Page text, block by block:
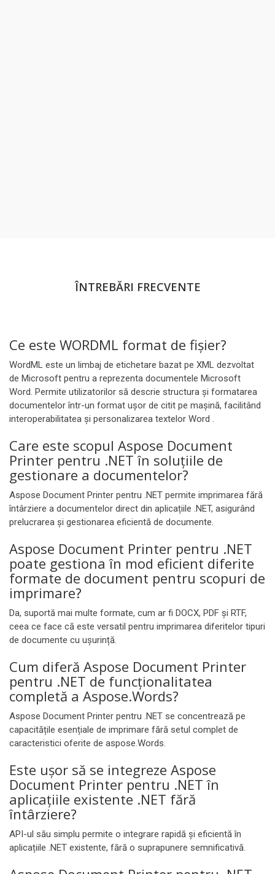
ÎNTREBĂRI FRECVENTE
Ce este WORDML format de fișier?
WordML este un limbaj de etichetare bazat pe XML dezvoltat
de Microsoft pentru a reprezenta documentele Microsoft
Word. Permite utilizatorilor să descrie structura și formatarea
documentelor într-un format ușor de citit pe mașină, facilitând
interoperabilitatea și personalizarea textelor Word .
Care este scopul Aspose Document
Printer pentru .NET în soluțiile de
gestionare a documentelor?
Aspose Document Printer pentru .NET permite imprimarea fără
întârziere a documentelor direct din aplicațiile .NET, asigurând
prelucrarea și gestionarea eficientă de documente.
Aspose Document Printer pentru .NET
poate gestiona în mod eficient diferite
formate de document pentru scopuri de
imprimare?
Da, suportă mai multe formate, cum ar fi DOCX, PDF și RTF,
ceea ce face că este versatil pentru imprimarea diferitelor tipuri
de documente cu ușurință.
Cum diferă Aspose Document Printer
pentru .NET de funcționalitatea
completă a Aspose.Words?
Aspose Document Printer pentru .NET se concentrează pe
capacitățile esențiale de imprimare fără setul complet de
caracteristici oferite de aspose.Words.
Este ușor să se integreze Aspose
Document Printer pentru .NET în
aplicațiile existente .NET fără
întârziere?
API-ul său simplu permite o integrare rapidă și eficientă în
aplicațiile .NET existente, fără o suprapunere semnificativă.